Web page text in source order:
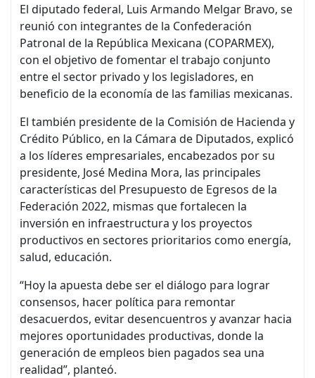
El diputado federal, Luis Armando Melgar Bravo, se
reunió con integrantes de la Confederación
Patronal de la República Mexicana (COPARMEX),
con el objetivo de fomentar el trabajo conjunto
entre el sector privado y los legisladores, en
beneficio de la economía de las familias mexicanas.
El también presidente de la Comisión de Hacienda y
Crédito Público, en la Cámara de Diputados, explicó
a los líderes empresariales, encabezados por su
presidente, José Medina Mora, las principales
características del Presupuesto de Egresos de la
Federación 2022, mismas que fortalecen la
inversión en infraestructura y los proyectos
productivos en sectores prioritarios como energía,
salud, educación.
“Hoy la apuesta debe ser el diálogo para lograr
consensos, hacer política para remontar
desacuerdos, evitar desencuentros y avanzar hacia
mejores oportunidades productivas, donde la
generación de empleos bien pagados sea una
realidad”, planteó.